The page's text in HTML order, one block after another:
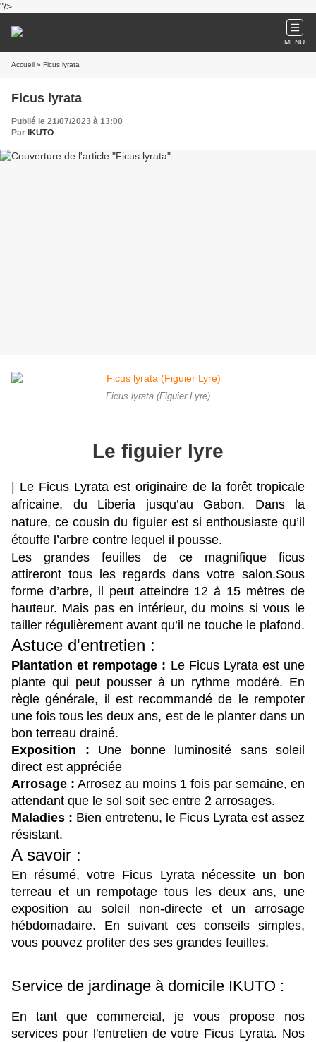
"/>
MENU
Accueil » Ficus lyrata
Ficus lyrata
Publié le 21/07/2023 à 13:00
Par IKUTO
Ficus lyrata (Figuier Lyre)
Le figuier lyre
| Le Ficus Lyrata est originaire de la forêt tropicale
africaine, du Liberia jusqu’au Gabon. Dans la
nature, ce cousin du figuier est si enthousiaste qu’il
étouffe l’arbre contre lequel il pousse.
Les grandes feuilles de ce magnifique ficus
attireront tous les regards dans votre salon.Sous
forme d’arbre, il peut atteindre 12 à 15 mètres de
hauteur. Mais pas en intérieur, du moins si vous le
tailler régulièrement avant qu’il ne touche le plafond.
Astuce d'entretien :
Plantation et rempotage : Le Ficus Lyrata est une
plante qui peut pousser à un rythme modéré. En
règle générale, il est recommandé de le rempoter
une fois tous les deux ans, est de le planter dans un
bon terreau drainé.
Exposition :
Une bonne luminosité sans soleil
direct est appréciée
Arrosage : Arrosez au moins 1 fois par semaine, en
attendant que le sol soit sec entre 2 arrosages.
Maladies : Bien entretenu, le Ficus Lyrata est assez
résistant.
A savoir :
En résumé, votre Ficus Lyrata nécessite un bon
terreau et un rempotage tous les deux ans, une
exposition au soleil non-directe et un arrosage
hébdomadaire. En suivant ces conseils simples,
vous pouvez profiter des ses grandes feuilles.
Service de jardinage à domicile IKUTO :
En tant que commercial, je vous propose nos
services pour l'entretien de votre Ficus Lyrata. Nos